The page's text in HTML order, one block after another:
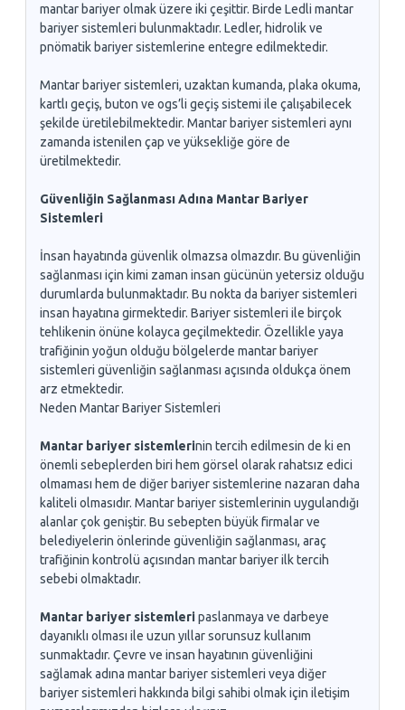
mantar bariyer olmak üzere iki çeşittir. Birde Ledli mantar
bariyer sistemleri bulunmaktadır. Ledler, hidrolik ve
pnömatik bariyer sistemlerine entegre edilmektedir.
Mantar bariyer sistemleri, uzaktan kumanda, plaka okuma,
kartlı geçiş, buton ve ogs’li geçiş sistemi ile çalışabilecek
şekilde üretilebilmektedir. Mantar bariyer sistemleri aynı
zamanda istenilen çap ve yüksekliğe göre de
üretilmektedir.
Güvenliğin Sağlanması Adına Mantar Bariyer
Sistemleri
İnsan hayatında güvenlik olmazsa olmazdır. Bu güvenliğin
sağlanması için kimi zaman insan gücünün yetersiz olduğu
durumlarda bulunmaktadır. Bu nokta da bariyer sistemleri
insan hayatına girmektedir. Bariyer sistemleri ile birçok
tehlikenin önüne kolayca geçilmektedir. Özellikle yaya
trafiğinin yoğun olduğu bölgelerde mantar bariyer
sistemleri güvenliğin sağlanması açısında oldukça önem
arz etmektedir.
Neden Mantar Bariyer Sistemleri
Mantar bariyer sistemlerinin tercih edilmesin de ki en
önemli sebeplerden biri hem görsel olarak rahatsız edici
olmaması hem de diğer bariyer sistemlerine nazaran daha
kaliteli olmasıdır. Mantar bariyer sistemlerinin uygulandığı
alanlar çok geniştir. Bu sebepten büyük firmalar ve
belediyelerin önlerinde güvenliğin sağlanması, araç
trafiğinin kontrolü açısından mantar bariyer ilk tercih
sebebi olmaktadır.
Mantar bariyer sistemleripaslanmaya ve darbeye
dayanıklı olması ile uzun yıllar sorunsuz kullanım
sunmaktadır. Çevre ve insan hayatının güvenliğini
sağlamak adına mantar bariyer sistemleri veya diğer
bariyer sistemleri hakkında bilgi sahibi olmak için iletişim